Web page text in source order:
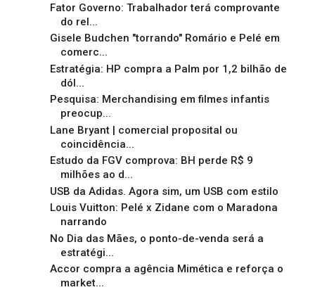
Fator Governo: Trabalhador terá comprovante
do rel...
Gisele Budchen "torrando" Romário e Pelé em
comerc...
Estratégia: HP compra a Palm por 1,2 bilhão de
dól...
Pesquisa: Merchandising em filmes infantis
preocup...
Lane Bryant | comercial proposital ou
coincidência...
Estudo da FGV comprova: BH perde R$ 9
milhões ao d...
USB da Adidas. Agora sim, um USB com estilo
Louis Vuitton: Pelé x Zidane com o Maradona
narrando
No Dia das Mães, o ponto-de-venda será a
estratégi...
Accor compra a agência Mimética e reforça o
market...